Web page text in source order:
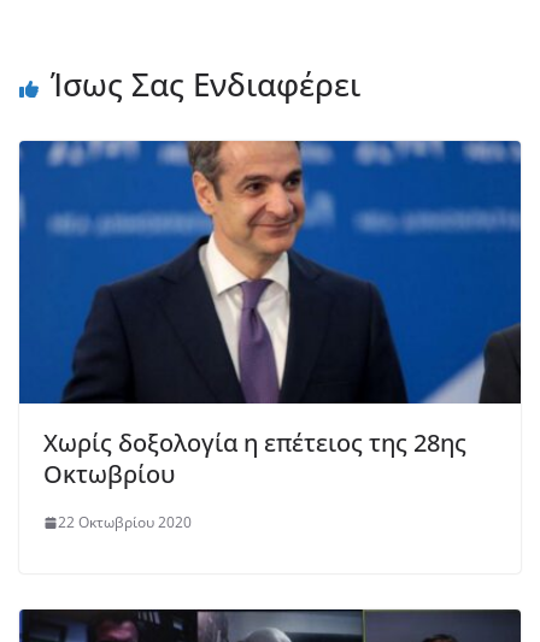
Ίσως Σας Ενδιαφέρει
Χωρίς δοξολογία η επέτειος της 28ης
Οκτωβρίου
22 Οκτωβρίου 2020